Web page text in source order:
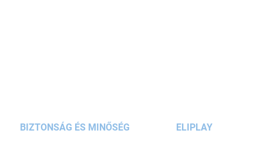
BIZTONSÁG ÉS MINŐSÉG ELIPLAY